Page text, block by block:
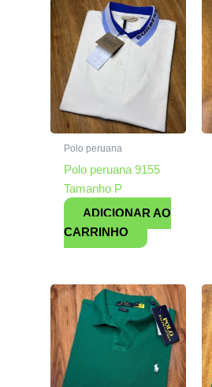
Polo peruana
Polo peruana 9155
Tamanho P
ADICIONAR AO
CARRINHO